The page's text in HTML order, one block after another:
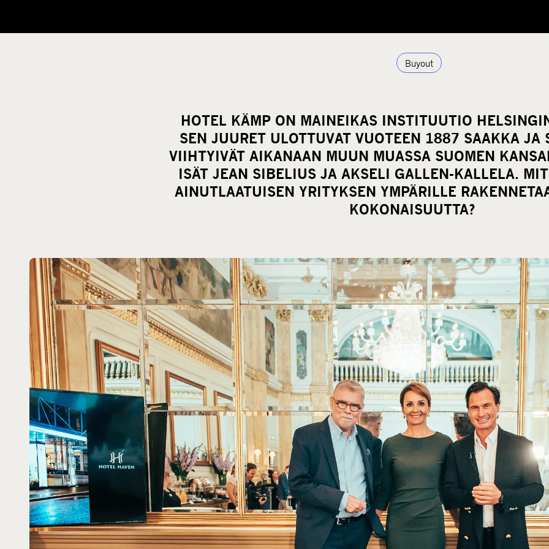
Buyout
HOTEL KÄMP ON MAINEIKAS INSTITUUTIO
SEN JUURET ULOTTUVAT VUOTEEN 1887 SAAKKA JA
VIIHTYIVÄT AIKANAAN MUUN MUASSA SUOMEN
ISÄT JEAN SIBELIUS JA AKSELI GALLEN-KALLELA.
AINUTLAATUISEN YRITYKSEN YMPÄRILLE
KOKONAISUUTTA?